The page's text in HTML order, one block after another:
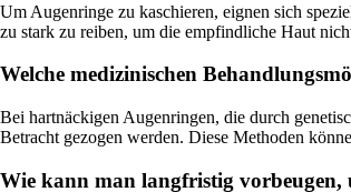
Um Augenringe zu kaschieren, eignen sich
zu stark zu reiben, um die empfindliche Haut
Welche medizinischen
Bei hartnäckigen Augenringen, die durch
Betracht gezogen werden. Diese Methoden
Wie kann man langfristig vorbeugen,